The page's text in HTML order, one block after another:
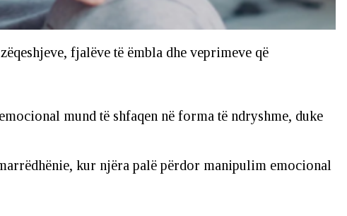
fjalëve të ëmbla dhe veprimeve që
mund të shfaqen në forma të ndryshme, duke
kur njëra palë përdor manipulim emocional